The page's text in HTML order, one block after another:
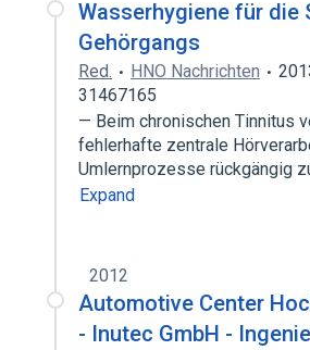
Wasserhygiene für die
Gehörgangs
Red. HNO Nachrichten
31467165
— Beim chronischen Tinnitus
fehlerhafte zentrale
Umlernprozesse rückgängig
Expand
2012
Automotive Center
- Inutec GmbH -